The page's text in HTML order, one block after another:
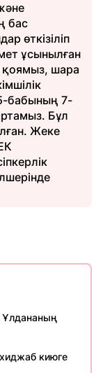
бас
өткізіліп
ұсынылған
қоямыз, шара
бабының 7-
Бұл
Жеке
Ұлдананың
киюге